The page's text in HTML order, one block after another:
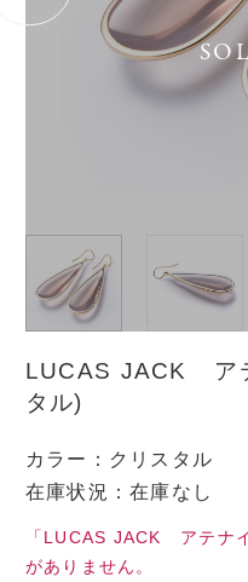
LUCAS JACK ア
タル)
カラー ： クリスタル
在庫状況：在庫なし
「LUCAS JACK アテナ
がありません。